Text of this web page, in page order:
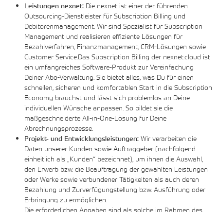
Leistungen nexnet: Die nexnet ist einer der führenden
Outsourcing-Dienstleister für Subscription Billing und
Debitorenmanagement. Wir sind Spezialist für Subscription
Management und realisieren effiziente Lösungen für
Bezahlverfahren, Finanzmanagement, CRM-Lösungen sowie
Customer Service.Das Subscription Billing der nexnet.cloud ist
ein umfangreiches Software-Produkt zur Vereinfachung
Deiner Abo-Verwaltung. Sie bietet alles, was Du für einen
schnellen, sicheren und komfortablen Start in die Subscription
Economy brauchst und lässt sich problemlos an Deine
individuellen Wünsche anpassen. So bildet sie die
maßgeschneiderte All-in-One-Lösung für Deine
Abrechnungsprozesse.
Projekt- und Entwicklungsleistungen: Wir verarbeiten die
Daten unserer Kunden sowie Auftraggeber (nachfolgend
einheitlich als „Kunden“ bezeichnet), um ihnen die Auswahl,
den Erwerb bzw. die Beauftragung der gewählten Leistungen
oder Werke sowie verbundener Tätigkeiten als auch deren
Bezahlung und Zurverfügungstellung bzw. Ausführung oder
Erbringung zu ermöglichen.
Die erforderlichen Angaben sind als solche im Rahmen des